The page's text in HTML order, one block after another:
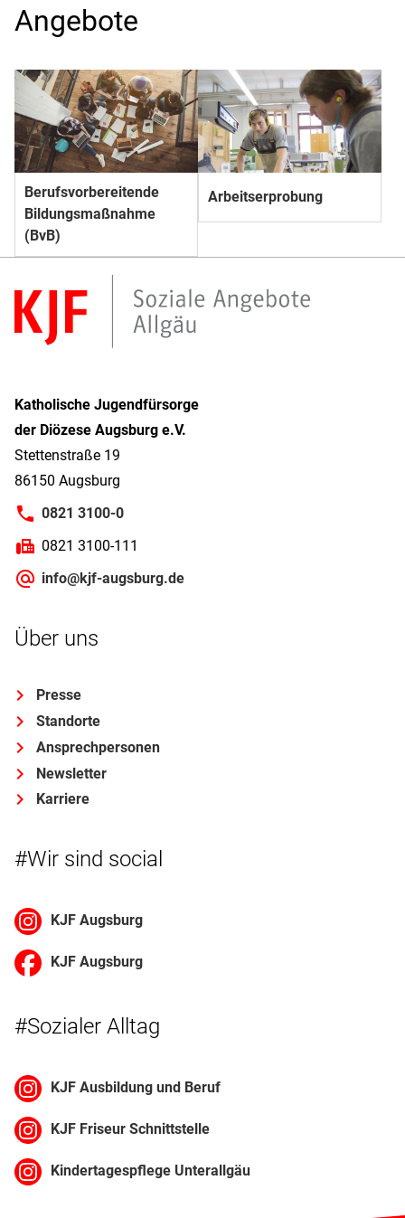
Angebote
Berufs­­vorbereitende
Bildungs­­maßnahme
(BvB)
Arbeitserprobung
Katholische Jugendfürsorge
der Diözese Augsburg e.V.
Stettenstraße 19
86150 Augsburg
0821 3100-0
0821 3100-111
info@kjf-augsburg.de
Über uns
Presse
Standorte
Ansprechpersonen
Newsletter
Karriere
#Wir sind social
KJF Augsburg
KJF Augsburg
#Sozialer Alltag
KJF Ausbildung und Beruf
KJF Friseur Schnittstelle
Kindertagespflege Unterallgäu